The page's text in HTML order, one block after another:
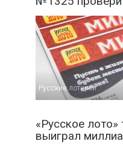
Русские лотереи
«Русское
выиграл